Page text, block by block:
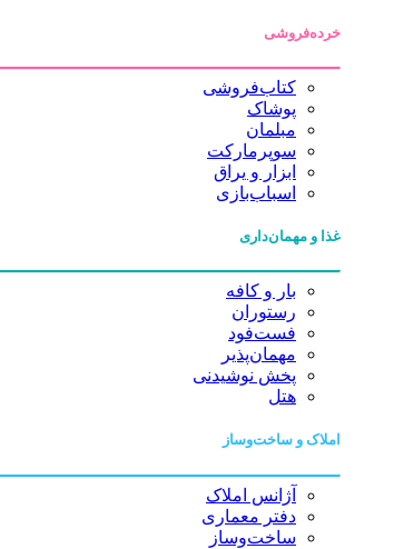
خرده‌فروشی
کتاب‌فروشی
پوشاک
مبلمان
سوپرمارکت
ابزار و یراق
اسباب‌بازی
غذا و مهمان‌داری
بار و کافه
رستوران
فست‌فود
مهمان‌پذیر
پخش نوشیدنی
هتل
املاک و ساخت‌وساز
آژانس املاک
دفتر معماری
ساخت‌وساز